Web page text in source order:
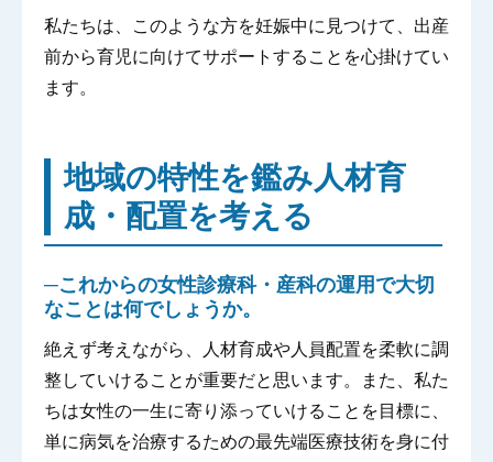
私たちは、このような方を妊娠中に見つけて、出産
前から育児に向けてサポートすることを心掛けてい
ます。
地域の特性を鑑み人材育
成・配置を考える
─これからの女性診療科・産科の運用で大切
なことは何でしょうか。
絶えず考えながら、人材育成や人員配置を柔軟に調
整していけることが重要だと思います。また、私た
ちは女性の一生に寄り添っていけることを目標に、
単に病気を治療するための最先端医療技術を身に付